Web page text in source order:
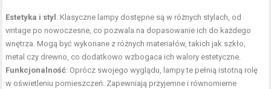
Estetyka i styl : Klasyczne lampy dostępne są w różnych stylach, od
vintage po nowoczesne, co pozwala na dopasowanie ich do każdego
wnętrza. Mogą być wykonane z różnych materiałów, takich jak szkło,
metal czy drewno, co dodatkowo wzbogaca ich walory estetyczne.
Funkcjonalność: Oprócz swojego wyglądu, lampy te pełnią istotną rolę
w oświetleniu pomieszczeń. Zapewniają przyjemne i równomierne